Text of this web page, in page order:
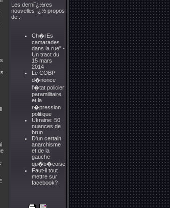
Les derniï¿½res
nouvelles ï¿½ propos
de :
Ch�rEs
camarades
dans la rue" -
Un tract du
15 mars
2014
Le COBP
d�nonce
l'�tat policier
paramilitaire
et la
r�pression
politique
Ukraine: 50
nuances de
brun
D'un certain
anarchisme
et de la
gauche
qu�b�coise
Faut-il tout
mettre sur
facebook?